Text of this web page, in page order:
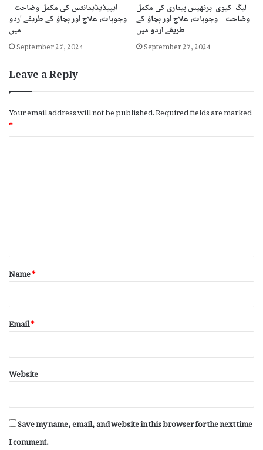
ایپیڈیڈیمائٹس کی مکمل وضاحت –
وجوہات، علاج اور بچاؤ کے طریقے اردو
میں
September 27, 2024
لیگ-کیوی-پرٹھیس بیماری کی مکمل
وضاحت – وجوہات، علاج اور بچاؤ کے
طریقے اردو میں
September 27, 2024
Leave a Reply
Your email address will not be published.Required fields are marked
*
*
Name*
Email*
Website
Save my name, email, and website in this browser for the next time
I comment.